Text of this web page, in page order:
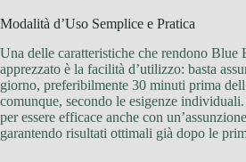
Modalità d’Uso Semplice e Pratica
Una delle caratteristiche che rendono Blue
apprezzato è la facilità d’utilizzo: basta
giorno, preferibilmente 30 minuti prima
comunque, secondo le esigenze
per essere efficace anche con
garantendo risultati ottimali già dopo le